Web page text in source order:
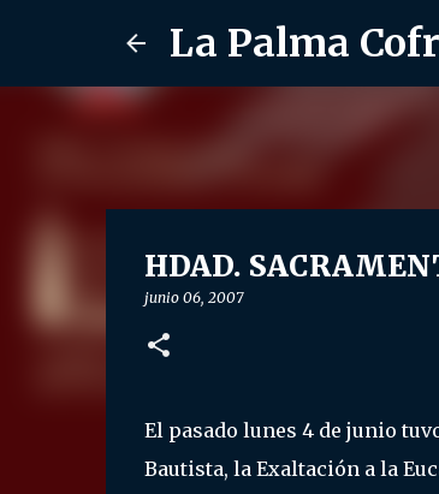
La Palma
HDAD.
junio 06, 2007
El pasado lunes 4 de junio
Bautista, la Exaltación a la